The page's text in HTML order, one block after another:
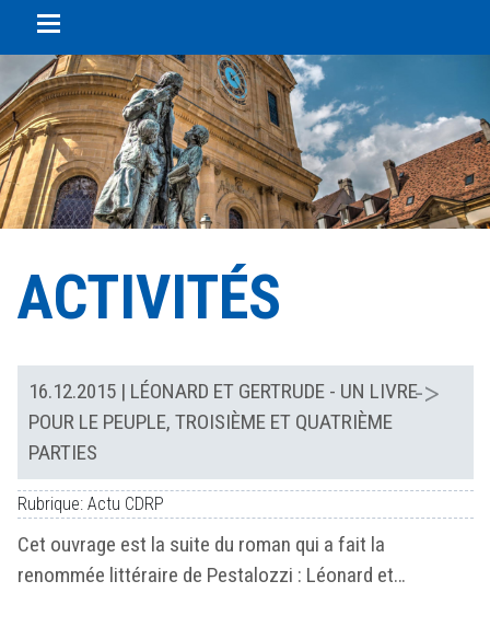
ACTIVITÉS
16.12.2015 | LÉONARD ET GERTRUDE - UN LIVRE
POUR LE PEUPLE, TROISIÈME ET QUATRIÈME
PARTIES
Rubrique: Actu CDRP
Cet ouvrage est la suite du roman qui a fait la
renommée littéraire de Pestalozzi : Léonard et…
Panneau de gestion des cookies